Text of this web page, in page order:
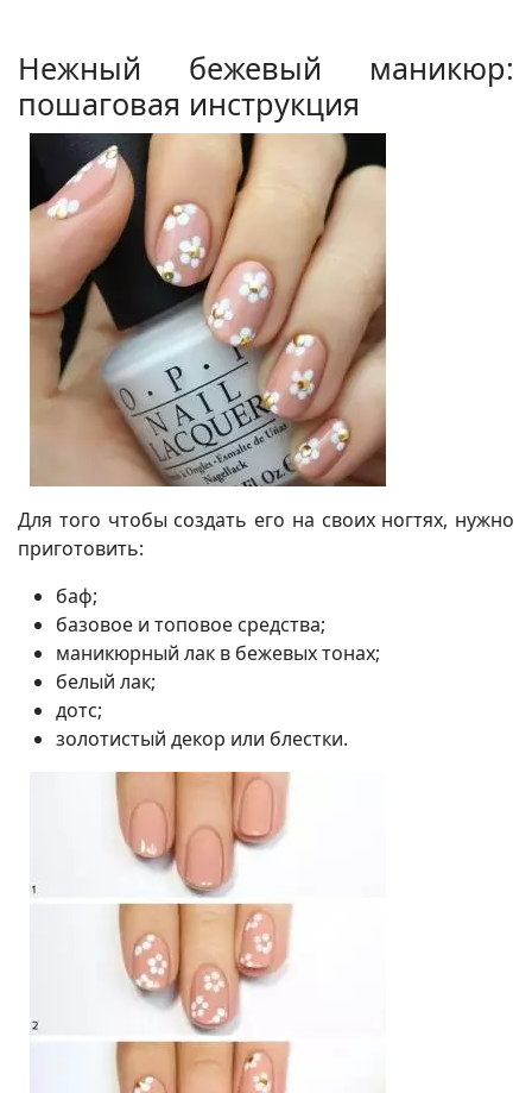
Нежный бежевый маникюр:
пошаговая инструкция
Для того чтобы создать его на своих ногтях, нужно
приготовить:
баф;
базовое и топовое средства;
маникюрный лак в бежевых тонах;
белый лак;
дотс;
золотистый декор или блестки.